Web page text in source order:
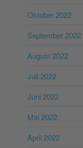
Oktober 2022
September 2022
August 2022
Juli 2022
Juni 2022
Mai 2022
April 2022